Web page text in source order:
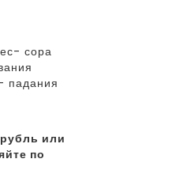
сора
падания
или
по